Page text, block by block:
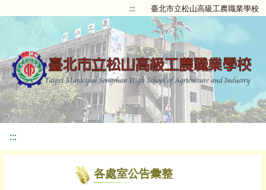
::: 臺北市立松山高級工農職業學校
:::
各處室公告彙整